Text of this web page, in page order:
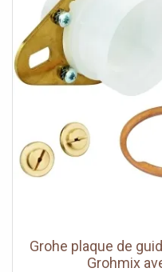
et carte de proximité,
Hub A3-R200 : connecte
+ sirène 85 dB
Apple HomeKit (via
auto-verrouillage,
Grohe plaque de
Grohmix